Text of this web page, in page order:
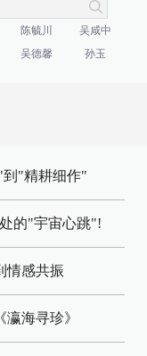
陈毓川
吴咸中
吴德馨 孙玉
"精耕细作"
的"宇宙心跳"!
情感共振
海寻珍》